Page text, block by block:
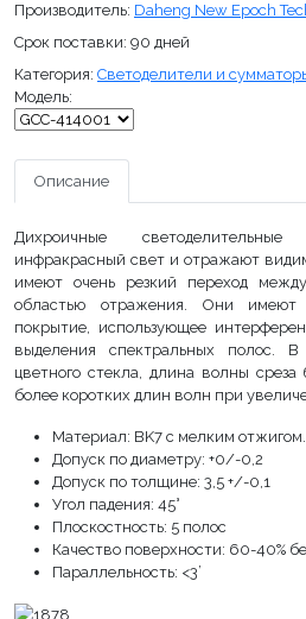
Производитель: Daheng New Epoch
Срок поставки: 90 дней
Категория: Светоделители и
Модель:
Описание
Дихроичные
инфракрасный свет и отражают
имеют очень резкий переход
областью отражения. Они имеют
покрытие, использующее
выделения спектральных полос.
цветного стекла, длина волны
более коротких длин волн при
Материал: BK7 с мелким отжигом.
Допуск по диаметру: +0/-0,2
Допуск по толщине: 3,5 +/-0,1
Угол падения: 45°
Плоскостность: 5 полос
Качество поверхности: 60-40%
Параллельность: <3’